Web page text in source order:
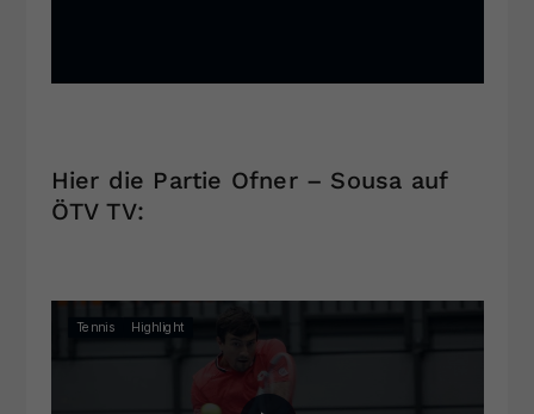
Hier die Partie Ofner – Sousa auf
ÖTV TV: